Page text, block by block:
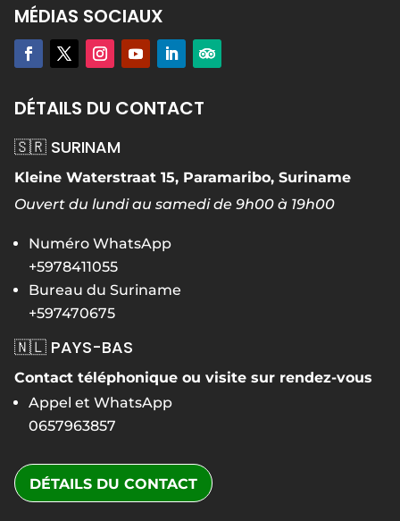
MÉDIAS SOCIAUX
DÉTAILS DU CONTACT
🇸🇷 SURINAM
Kleine Waterstraat 15, Paramaribo, Suriname
Ouvert du lundi au samedi de 9h00 à 19h00
Numéro WhatsApp
+5978411055
Bureau du Suriname
+597470675
🇳🇱 PAYS-BAS
Contact téléphonique ou visite sur rendez-vous
Appel et WhatsApp
0657963857
DÉTAILS DU CONTACT